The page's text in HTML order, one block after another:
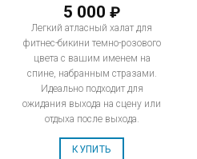
5 000 ₽
Легкий атласный халат для
фитнес-бикини темно-розового
цвета с вашим именем на
спине, набранным стразами.
Идеально подходит для
ожидания выхода на сцену или
отдыха после выхода.
КУПИТЬ